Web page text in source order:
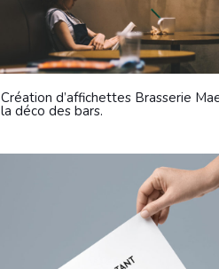
Création d’affichettes Brasserie
la déco des bars.